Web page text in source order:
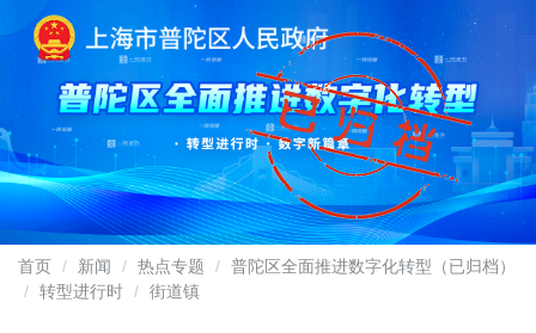
首页 新闻 热点专题
普陀区全面推进数字化转型（已归档）
转型进行时
街道镇